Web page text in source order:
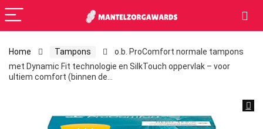
Home Tampons
o.b. ProComfort normale tampons
met Dynamic Fit technologie en SilkTouch oppervlak – voor
ultiem comfort (binnen de…